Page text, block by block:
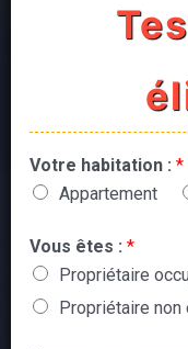
Votre habitation : *
Appartement
Vous êtes : *
Propriétaire
Propriétaire non